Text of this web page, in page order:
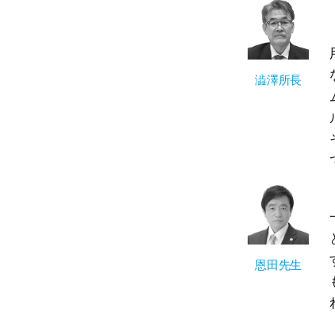
澁澤所長
恩田先生